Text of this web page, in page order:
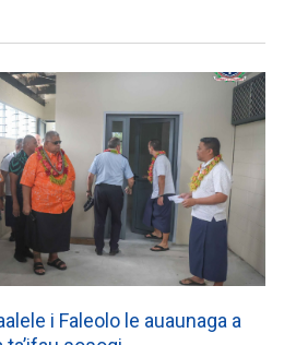
i Faleolo le auaunaga a